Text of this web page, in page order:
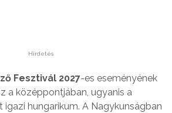
Hirdetés
Fesztivál 2027-es eseményének
a középpontjában, ugyanis a
igazi hungarikum. A Nagykunságban